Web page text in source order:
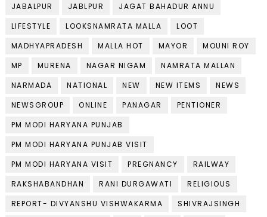
JABALPUR
JABLPUR
JAGAT BAHADUR ANNU
LIFESTYLE
LOOKSNAMRATA MALLA
LOOT
MADHYAPRADESH
MALLA HOT MAYOR
MOUNI ROY
MP
MURENA NAGAR NIGAM
NAMRATA MALLAN
NARMADA
NATIONAL NEW NEW ITEMS
NEWS
NEWSGROUP
ONLINE PANAGAR
PENTIONER
PM MODI HARYANA PUNJAB
PM MODI HARYANA PUNJAB VISIT
PM MODI HARYANA VISIT
PREGNANCY
RAILWAY
RAKSHABANDHAN
RANI DURGAWATI
RELIGIOUS
REPORT- DIVYANSHU VISHWAKARMA
SHIVRAJSINGH